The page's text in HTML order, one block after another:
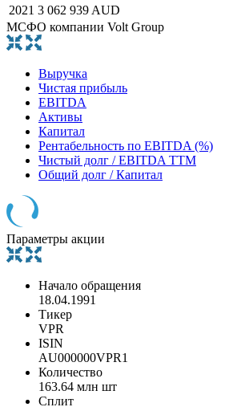
2021 3 062 939 AUD
МСФО компании Volt Group
Выручка
Чистая прибыль
EBITDA
Активы
Капитал
Рентабельность по EBITDA (%)
Чистый долг / EBITDA TTM
Общий долг / Капитал
Параметры акции
Начало обращения
18.04.1991
Тикер
VPR
ISIN
AU000000VPR1
Количество
163.64 млн шт
Сплит